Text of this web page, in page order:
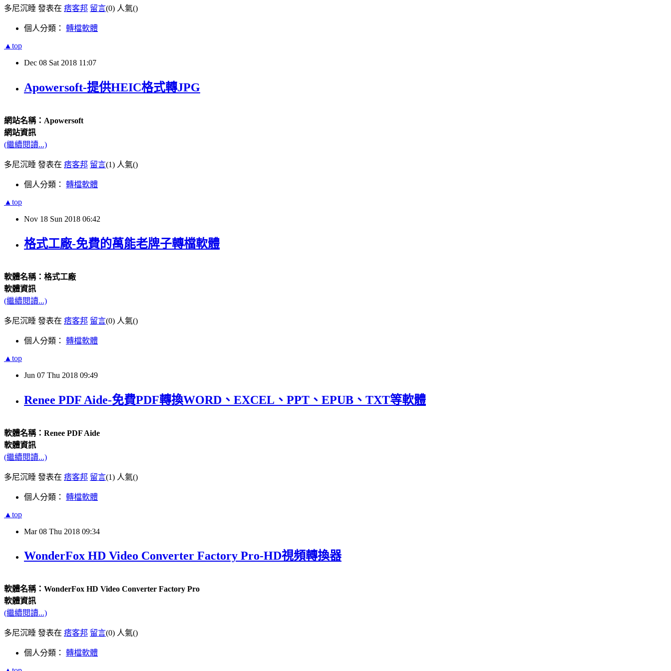
多尼沉睡 發表在 痞客邦 留言(0) 人氣()
個人分類： 轉檔軟體
▲top
Dec 08 Sat 2018 11:07
Apowersoft-提供HEIC格式轉JPG
網站名稱：Apowersoft
網站資訊
(繼續閱讀...)
多尼沉睡 發表在 痞客邦 留言(1) 人氣()
個人分類： 轉檔軟體
▲top
Nov 18 Sun 2018 06:42
格式工廠-免費的萬能老牌子轉檔軟體
軟體名稱：格式工廠
軟體資訊
(繼續閱讀...)
多尼沉睡 發表在 痞客邦 留言(0) 人氣()
個人分類： 轉檔軟體
▲top
Jun 07 Thu 2018 09:49
Renee PDF Aide-免費PDF轉換WORD、EXCEL、PPT、EPUB、TXT等軟體
軟體名稱：Renee PDF Aide
軟體資訊
(繼續閱讀...)
多尼沉睡 發表在 痞客邦 留言(1) 人氣()
個人分類： 轉檔軟體
▲top
Mar 08 Thu 2018 09:34
WonderFox HD Video Converter Factory Pro-HD視頻轉換器
軟體名稱：WonderFox HD Video Converter Factory Pro
軟體資訊
(繼續閱讀...)
多尼沉睡 發表在 痞客邦 留言(0) 人氣()
個人分類： 轉檔軟體